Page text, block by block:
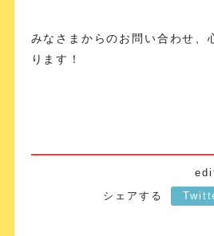
みなさまからのお問い合わせ、
ります！
シェアする